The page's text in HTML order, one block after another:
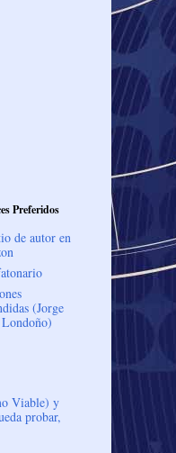
Preferidos
de autor en
(Jorge
Viable) y
probar,